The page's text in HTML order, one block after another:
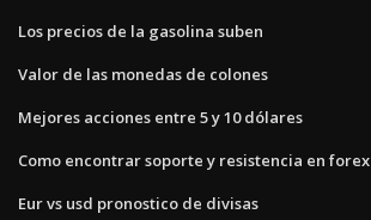
Los precios de la gasolina suben
Valor de las monedas de colones
Mejores acciones entre 5 y 10 dólares
Como encontrar soporte y resistencia en forex
Eur vs usd pronostico de divisas